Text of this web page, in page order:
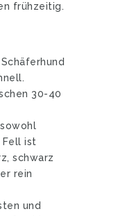
frühzeitig.
30-40
Fell ist
schwarz
rein
und